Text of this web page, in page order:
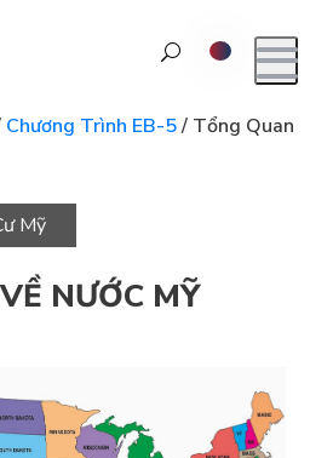
Chương Trình EB-5/ Tổng Quan
Mỹ
NƯỚC MỸ